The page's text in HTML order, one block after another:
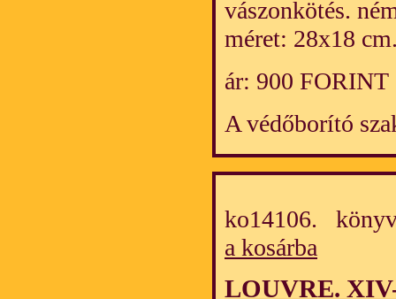
vászonkötés.
méret: 28x18
ár: 900 FORINT
A védőborító
ko14106.
a kosárba
LOUVRE.